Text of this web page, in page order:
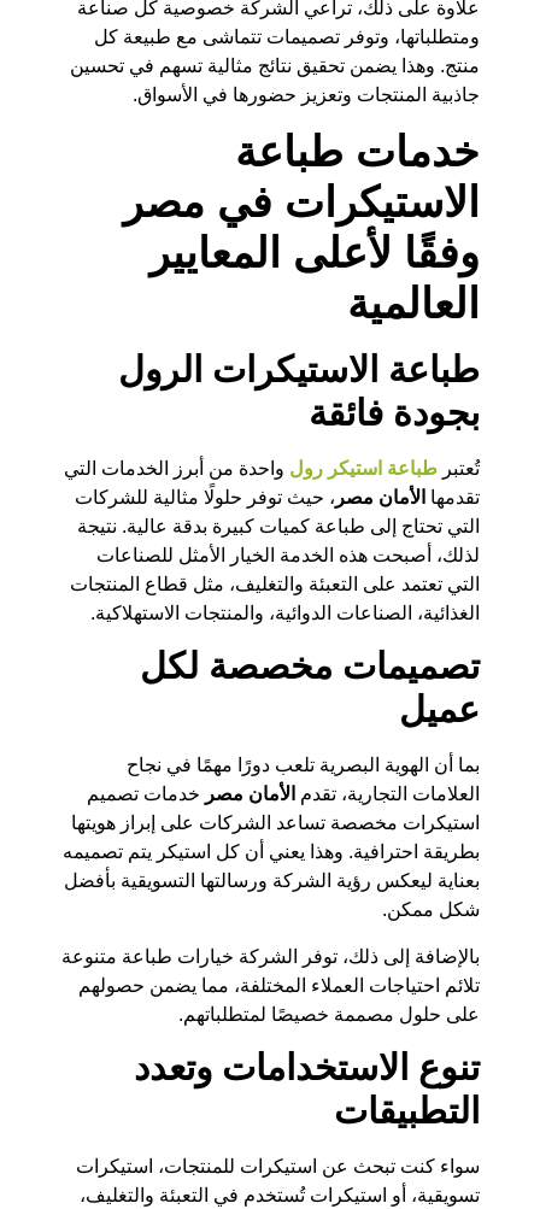
علاوة على ذلك، تراعي الشركة خصوصية كل صناعة
ومتطلباتها، وتوفر تصميمات تتماشى مع طبيعة كل
منتج. وهذا يضمن تحقيق نتائج مثالية تسهم في تحسين
جاذبية المنتجات وتعزيز حضورها في الأسواق.
خدمات طباعة
الاستيكرات في مصر
وفقًا لأعلى المعايير
العالمية
طباعة الاستيكرات الرول
بجودة فائقة
تُعتبر طباعة استيكر رول واحدة من أبرز الخدمات التي
تقدمها الأمان مصر ، حيث توفر حلولًا مثالية للشركات
التي تحتاج إلى طباعة كميات كبيرة بدقة عالية. نتيجة
لذلك، أصبحت هذه الخدمة الخيار الأمثل للصناعات
التي تعتمد على التعبئة والتغليف، مثل قطاع المنتجات
الغذائية، الصناعات الدوائية، والمنتجات الاستهلاكية.
تصميمات مخصصة لكل
عميل
بما أن الهوية البصرية تلعب دورًا مهمًا في نجاح
العلامات التجارية، تقدم الأمان مصر خدمات تصميم
استيكرات مخصصة تساعد الشركات على إبراز هويتها
بطريقة احترافية. وهذا يعني أن كل استيكر يتم تصميمه
بعناية ليعكس رؤية الشركة ورسالتها التسويقية بأفضل
شكل ممكن.
بالإضافة إلى ذلك، توفر الشركة خيارات طباعة متنوعة
تلائم احتياجات العملاء المختلفة، مما يضمن حصولهم
على حلول مصممة خصيصًا لمتطلباتهم.
تنوع الاستخدامات وتعدد
التطبيقات
سواء كنت تبحث عن استيكرات للمنتجات، استيكرات
تسويقية، أو استيكرات تُستخدم في التعبئة والتغليف،